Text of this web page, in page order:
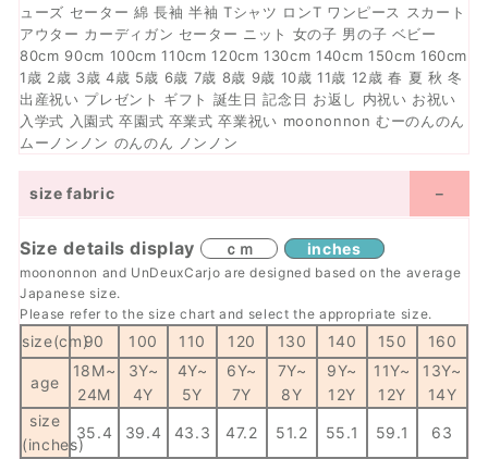
ューズ セーター 綿 長袖 半袖 Tシャツ ロンT ワンピース スカート
アウター カーディガン セーター ニット 女の子 男の子 ベビー
80cm 90cm 100cm 110cm 120cm 130cm 140cm 150cm 160cm
1歳 2歳 3歳 4歳 5歳 6歳 7歳 8歳 9歳 10歳 11歳 12歳 春 夏 秋 冬
出産祝い プレゼント ギフト 誕生日 記念日 お返し 内祝い お祝い
入学式 入園式 卒園式 卒業式 卒業祝い moononnon むーのんのん
ムーノンノン のんのん ノンノン
size fabric
Size details display ｃｍ inches
moononnon and UnDeuxCarjo are designed based on the average
Japanese size.
Please refer to the size chart and select the appropriate size.
size(cm)90 100 110 120 130 140 150 160
age
18M~
24M
3Y~
4Y
4Y~
5Y
6Y~
7Y
7Y~
8Y
9Y~
12Y
11Y~
12Y
13Y~
14Y
size
(inches)
35.4 39.4 43.3 47.2 51.2 55.1 59.1 63